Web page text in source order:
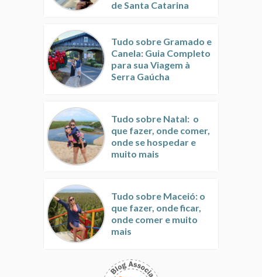
de Santa Catarina
Tudo sobre Gramado e
Canela: Guia Completo
para sua Viagem à
Serra Gaúcha
Tudo sobre Natal: o
que fazer, onde comer,
onde se hospedar e
muito mais
Tudo sobre Maceió: o
que fazer, onde ficar,
onde comer e muito
mais